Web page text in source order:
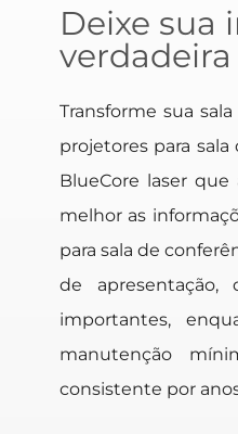
Deixe sua
Transforme sua
projetores para
BlueCore laser
melhor as
para sala de
de apresentação,
importantes,
manutenção
consistente por